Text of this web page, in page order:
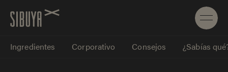
Ingredientes Corporativo Consejos ¿Sabías